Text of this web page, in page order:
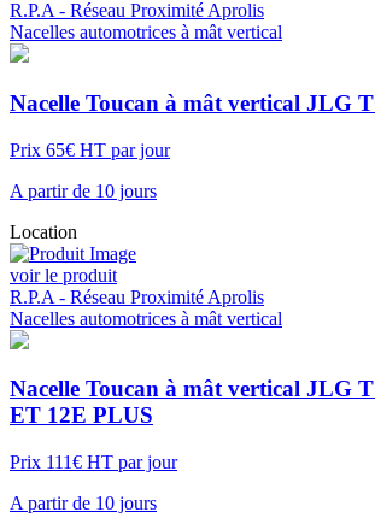
R.P.A - Réseau Proximité Aprolis
Nacelles automotrices à mât vertical
Nacelle Toucan à mât vertical JLG
Prix 65€ HT par jour
A partir de 10 jours
Location
voir le produit
R.P.A - Réseau Proximité Aprolis
Nacelles automotrices à mât vertical
Nacelle Toucan à mât vertical JLG
ET 12E PLUS
Prix 111€ HT par jour
A partir de 10 jours